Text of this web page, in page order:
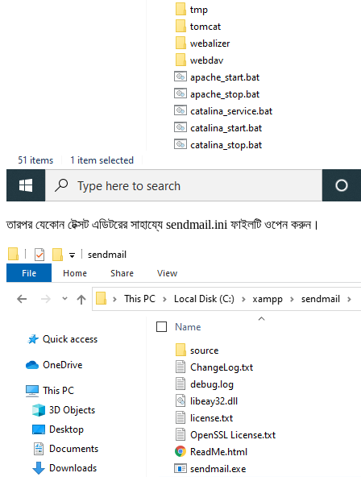
তারপর যেকোন টেক্সট এডিটরের সাহায্যে sendmail.ini ফাইলটি ওপেন করুন।